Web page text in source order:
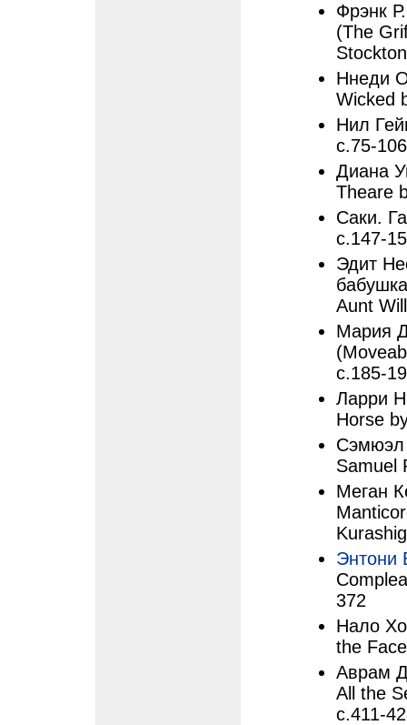
Фрэнк
(The
Ннеди
Wicked
Нил
с.75-106
Диана
Theare
Саки.
с.147-
Эдит
Aunt
Мария
с.185-
Ларри
Horse
Сэмюэл
Samuel
Меган
Энтони
372
Нало
the
Аврам
All the
с.411-